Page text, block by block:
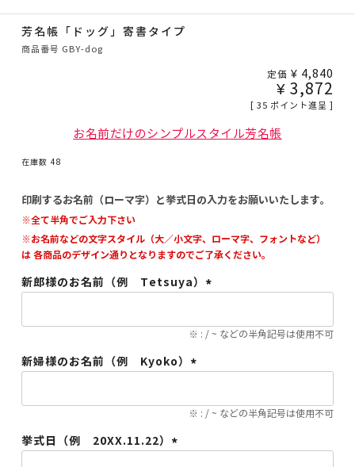
芳名帳「ドッグ」寄書タイプ
商品番号 GBY-dog
定価 ¥ 4,840
¥ 3,872
[ 35 ポイント進呈 ]
お名前だけのシンプルスタイル芳名帳
印刷するお名前（ローマ字）と挙式日の入力をお願いいたします。
※全て半角でご入力下さい
※お名前などの文字スタイル（大／小文字、ローマ字、フォントなど）
は 各商品のデザイン通りとなりますのでご了承ください。
新郎様のお名前（例 Tetsuya）
須)
※ : / ~ などの半角記号は使用不可
新婦様のお名前（例 Kyoko）
須)
※ : / ~ などの半角記号は使用不可
挙式日（例 20XX.11.22）
在庫数 48